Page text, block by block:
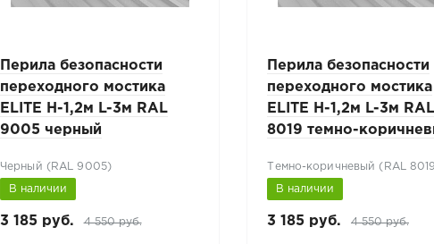
Перила безопасности
переходного мостика
ELITE H-1,2м L-3м RAL
9005 черный
Черный (RAL 9005)
В наличии
3 185 руб. 4 550 руб.
Перила безопасности
переходного мостика
ELITE H-1,2м L-3м RAL
8019 темно-
Темно-коричневый (RAL
В наличии
3 185 руб. 4 550 руб.